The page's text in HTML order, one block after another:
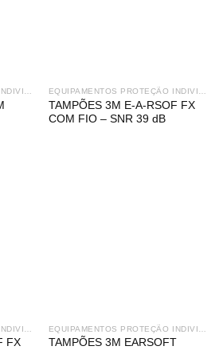
TAMPÕES 3M E-A-RSOF FX
COM FIO – SNR 39 dB
FX
TAMPÕES 3M EARSOFT